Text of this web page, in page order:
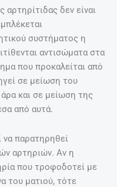
δεν είναι
συστήματος η
αντισώματα στα
που προκαλείται από
σε μείωση του
και σε μείωση της
από αυτά.
παρατηρηθεί
αρτηριών. Αν η
που τροφοδοτεί με
του ματιού, τότε